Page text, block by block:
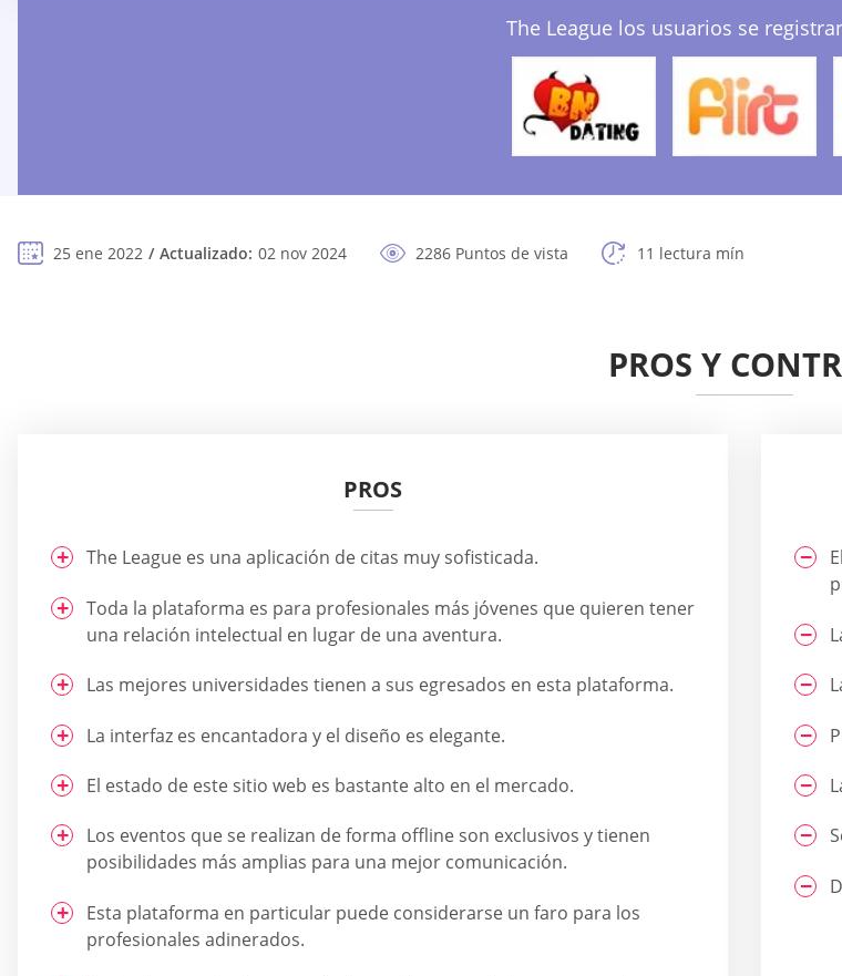
The League los usuarios se
25 ene 2022 Actualizado: 02 nov 2024 2286 Puntos de vista 11 lectura mín
PROS Y
PROS
The League es una aplicación de citas muy sofisticada.
Toda la plataforma es para profesionales más jóvenes que quieren tener
una relación intelectual en lugar de una aventura.
Las mejores universidades tienen a sus egresados en esta plataforma.
La interfaz es encantadora y el diseño es elegante.
El estado de este sitio web es bastante alto en el mercado.
Los eventos que se realizan de forma offline son exclusivos y tienen
posibilidades más amplias para una mejor comunicación.
Esta plataforma en particular puede considerarse un faro para los
profesionales adinerados.